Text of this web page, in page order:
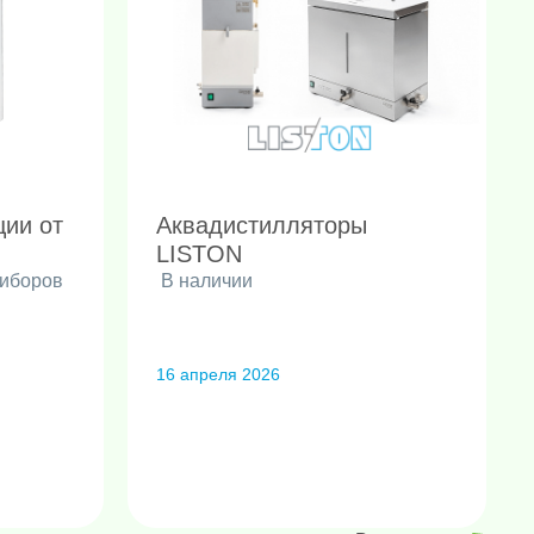
от
Аквадистилляторы
LISTON
В наличии
16 апреля 2026